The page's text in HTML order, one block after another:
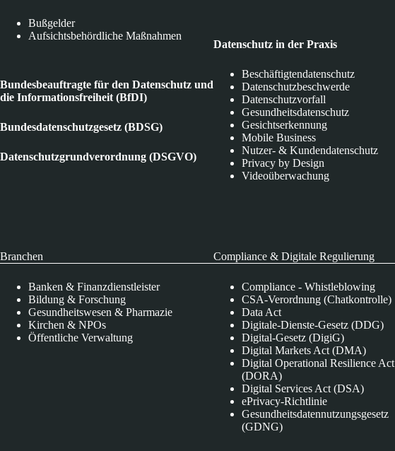
Bußgelder
Aufsichtsbehördliche Maßnahmen
Bundesbeauftragte für den Datenschutz und
die Informationsfreiheit (BfDI)
Bundesdatenschutzgesetz (BDSG)
Datenschutzgrundverordnung (DSGVO)
Datenschutz in der Praxis
Beschäftigtendatenschutz
Datenschutzbeschwerde
Datenschutzvorfall
Gesundheitsdatenschutz
Gesichtserkennung
Mobile Business
Nutzer- & Kundendatenschutz
Privacy by Design
Videoüberwachung
Branchen
Banken & Finanzdienstleister
Bildung & Forschung
Gesundheitswesen & Pharmazie
Kirchen & NPOs
Öffentliche Verwaltung
Compliance & Digitale Regulierung
Compliance - Whistleblowing
CSA-Verordnung (Chatkontrolle)
Data Act
Digitale-Dienste-Gesetz (DDG)
Digital-Gesetz (DigiG)
Digital Markets Act (DMA)
Digital Operational Resilience Act
(DORA)
Digital Services Act (DSA)
ePrivacy-Richtlinie
Gesundheitsdatennutzungsgesetz
(GDNG)